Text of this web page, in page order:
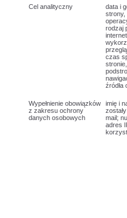
Cel analityczny
data i
strony,
rodzaj
czas
źródła
Wypełnienie obowiązków
z zakresu ochrony
danych osobowych
imię i
mail;
adres